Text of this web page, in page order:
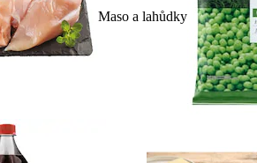
Maso a lahůdky